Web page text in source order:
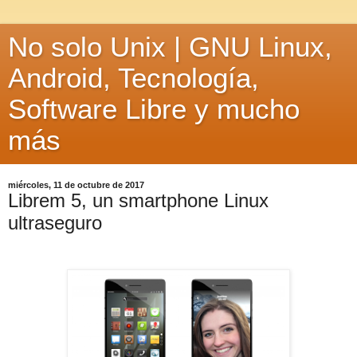
No solo Unix | GNU Linux,
Android, Tecnología,
Software Libre y mucho
más
miércoles, 11 de octubre de 2017
Librem 5, un smartphone Linux
ultraseguro